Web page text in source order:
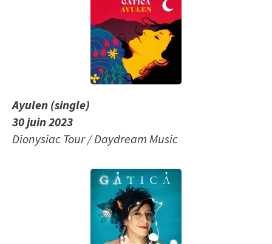
Ayulen (single)
30 juin 2023
Dionysiac Tour / Daydream Music